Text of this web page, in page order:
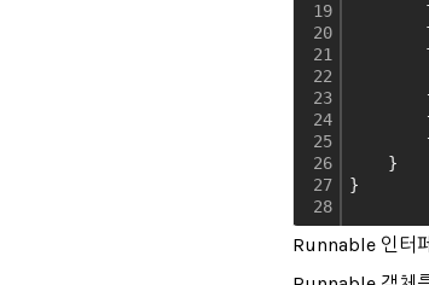
19
20
21
22
23
24
25
26
27
28
}
}
Runnable 인터